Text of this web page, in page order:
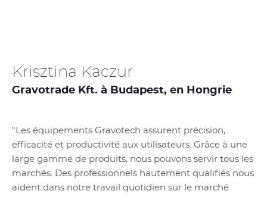
Krisztina Kaczur
Gravotrade Kft. à Budapest, en Hongrie
"Les équipements Gravotech assurent précision,
efficacité et productivité aux utilisateurs. Grâce à une
large gamme de produits, nous pouvons servir tous les
marchés. Des professionnels hautement qualifiés nous
aident dans notre travail quotidien sur le marché